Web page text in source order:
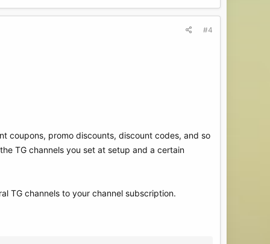
#4
coupons, promo discounts, discount codes, and so
TG channels you set at setup and a certain
TG channels to your channel subscription.